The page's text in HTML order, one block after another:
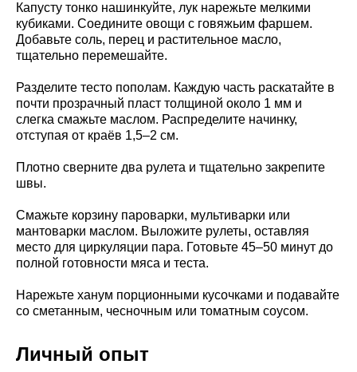
Капусту тонко нашинкуйте, лук нарежьте мелкими
кубиками. Соедините овощи с говяжьим фаршем.
Добавьте соль, перец и растительное масло,
тщательно перемешайте.
Разделите тесто пополам. Каждую часть раскатайте в
почти прозрачный пласт толщиной около 1 мм и
слегка смажьте маслом. Распределите начинку,
отступая от краёв 1,5–2 см.
Плотно сверните два рулета и тщательно закрепите
швы.
Смажьте корзину пароварки, мультиварки или
мантоварки маслом. Выложите рулеты, оставляя
место для циркуляции пара. Готовьте 45–50 минут до
полной готовности мяса и теста.
Нарежьте ханум порционными кусочками и подавайте
со сметанным, чесночным или томатным соусом.
Личный опыт